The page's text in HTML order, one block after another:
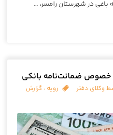
در شهرستان رامسر، …
خصوص ضمانت‌نامه بانکی
وکلای دفتر رویه ، گزارش